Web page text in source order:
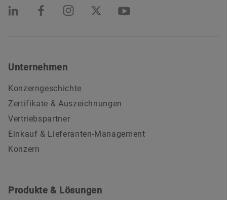
Unternehmen
Konzerngeschichte
Zertifikate & Auszeichnungen
Vertriebspartner
Einkauf & Lieferanten-Management
Konzern
Produkte & Lösungen